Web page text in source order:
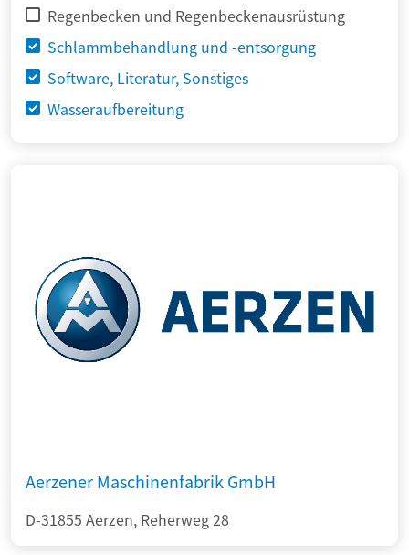
Regenbecken und Regenbeckenausrüstung
Schlammbehandlung und -entsorgung
Software, Literatur, Sonstiges
Wasseraufbereitung
Aerzener Maschinenfabrik GmbH
D-31855 Aerzen, Reherweg 28